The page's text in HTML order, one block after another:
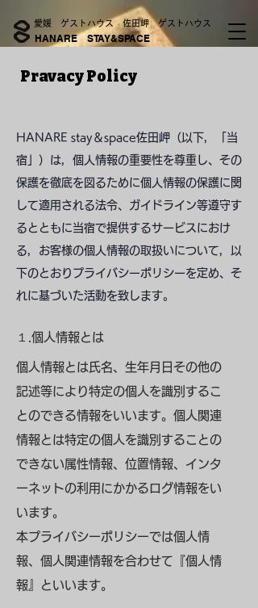
HANARE STAY&SPACE
愛媛 ゲストハウス 佐田岬 ゲストハウス
​Pravacy Policy
HANARE stay＆space佐田岬（以下，「当
宿」）は，個人情報の重要性を尊重し、その
保護を徹底を図るために個人情報の保護に関
して適用される法令、ガイドライン等遵守す
るとともに当宿で提供するサービスにおけ
る，お客様の個人情報の取扱いについて，以
下のとおりプライバシーポリシーを定め、そ
れに基づいた活動を致します。
１.個人情報とは
個人情報とは氏名、生年月日その他の
記述等により特定の個人を識別するこ
とのできる情報をいいます。個人関連
情報とは特定の個人を識別することの
できない属性情報、位置情報、インタ
ーネットの利用にかかるログ情報をい
います。
本プライバシーポリシーでは個人情
報、個人関連情報を合わせて『個人情
報』といいます。